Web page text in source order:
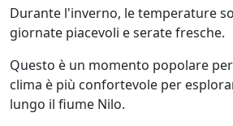
Durante l'inverno, le temperature
giornate piacevoli e serate fresche.
Questo è un momento popolare
clima è più confortevole per
lungo il fiume Nilo.